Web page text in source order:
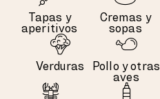
Tapas y
aperitivos
Cremas y
sopas
Verduras
Pollo y otras
aves